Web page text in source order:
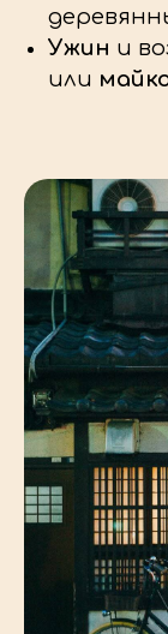
Ужин и
или